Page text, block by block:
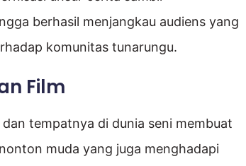
berhasil menjangkau audiens yang
komunitas tunarungu.
Film
tempatnya di dunia seni membuat
muda yang juga menghadapi